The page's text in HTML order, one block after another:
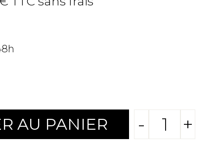
AU PANIER - +